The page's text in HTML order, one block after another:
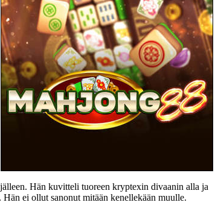
Hän kuvitteli tuoreen kryptexin divaanin alla ja
ei ollut sanonut mitään kenellekään muulle.